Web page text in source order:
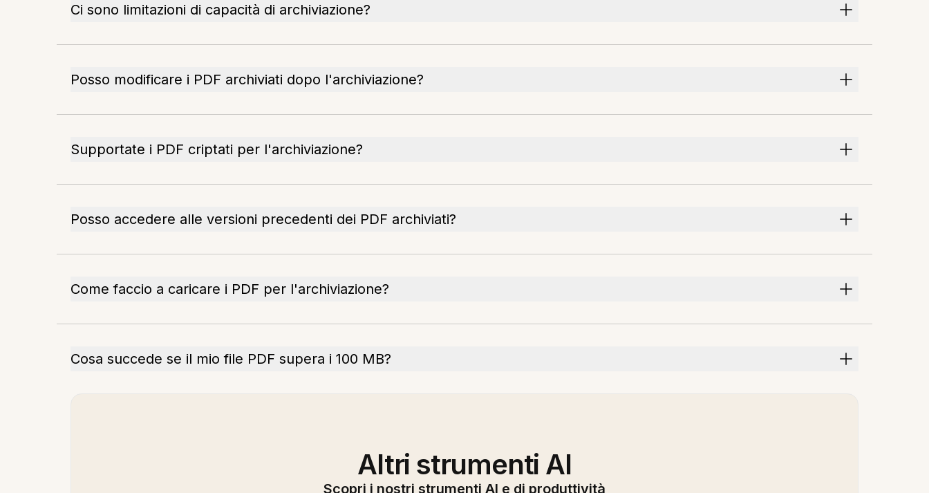
Ci sono limitazioni di capacità di archiviazione?
Posso modificare i PDF archiviati dopo l'archiviazione?
Supportate i PDF criptati per l'archiviazione?
Posso accedere alle versioni precedenti dei PDF archiviati?
Come faccio a caricare i PDF per l'archiviazione?
Cosa succede se il mio file PDF supera i 100 MB?
Altri strumenti AI
Scopri i nostri strumenti AI e di produttività